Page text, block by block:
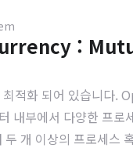
:
최적화 되어 있습니
내부에서 다양한 프로
개 이상의 프로세스